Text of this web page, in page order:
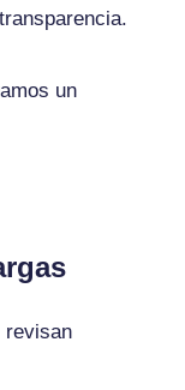
un
revisan